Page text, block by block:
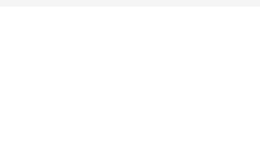
mer de Cefalù, qui se
ou simplement vous
à la main, baigné par
couchant.